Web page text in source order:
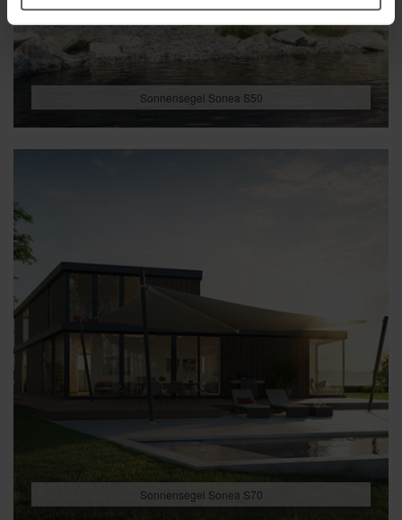
Sonnensegel Sonea S50
Sonnensegel Sonea S70